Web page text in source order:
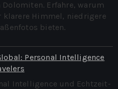
Erfahre, warum
klarere Himmel, niedrigere
bieten.
Personal Intelligence
Intelligence und Echtzeit-